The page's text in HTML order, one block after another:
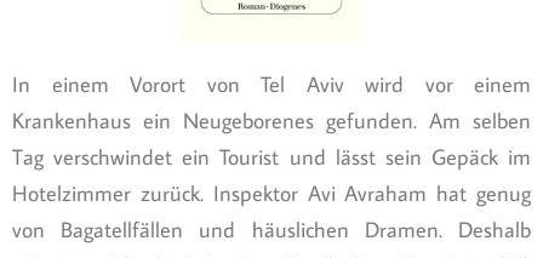
In einem Vorort von Tel Aviv wird vor einem
Krankenhaus ein Neugeborenes gefunden. Am selben
Tag verschwindet ein Tourist und lässt sein Gepäck im
Hotelzimmer zurück. Inspektor Avi Avraham hat genug
von Bagatellfällen und häuslichen Dramen. Deshalb